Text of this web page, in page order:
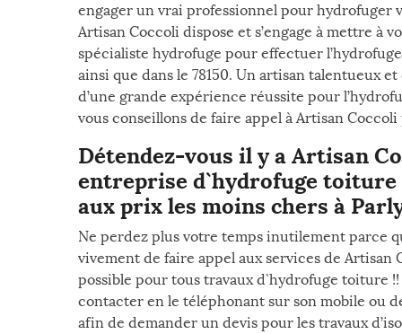
engager un vrai professionnel pour hydrofuger
Artisan Coccoli dispose et s’engage à mettre à
spécialiste hydrofuge pour effectuer
ainsi que dans le 78150. Un artisan talentueux
d’une grande expérience réussite pour
vous conseillons de faire appel à Artisan
Détendez-vous il y a Artisan
entreprise d`hydrofuge toiture
aux prix les moins chers à
Ne perdez plus votre temps inutilement parce
vivement de faire appel aux services de Artisan
possible pour tous travaux d`hydrofuge toiture
contacter en le téléphonant sur son mobile ou
afin de demander un devis pour les travaux